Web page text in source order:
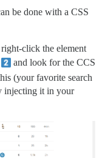
be done with a CSS
right-click the element
and look for the CCS
(your favorite search
injecting it in your